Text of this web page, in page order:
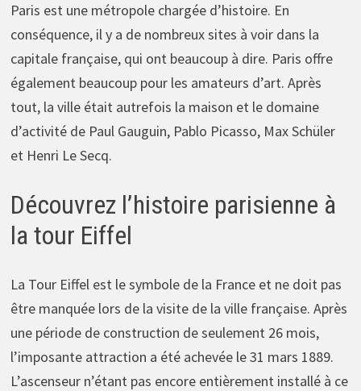
Paris est une métropole chargée d’histoire. En
conséquence, il y a de nombreux sites à voir dans la
capitale française, qui ont beaucoup à dire. Paris offre
également beaucoup pour les amateurs d’art. Après
tout, la ville était autrefois la maison et le domaine
d’activité de Paul Gauguin, Pablo Picasso, Max Schüler
et Henri Le Secq.
Découvrez l’histoire parisienne à
la tour Eiffel
La Tour Eiffel est le symbole de la France et ne doit pas
être manquée lors de la visite de la ville française. Après
une période de construction de seulement 26 mois,
l’imposante attraction a été achevée le 31 mars 1889.
L’ascenseur n’étant pas encore entièrement installé à ce